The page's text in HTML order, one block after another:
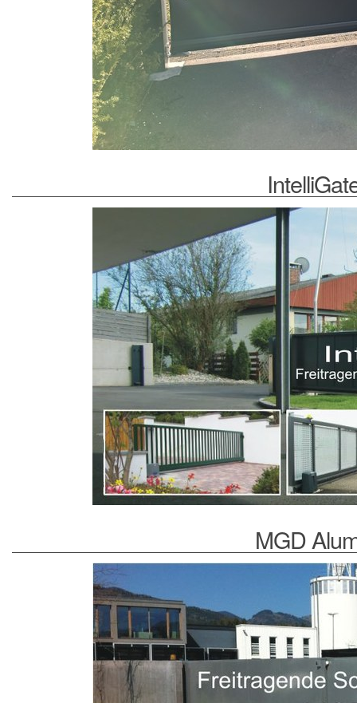
MGD